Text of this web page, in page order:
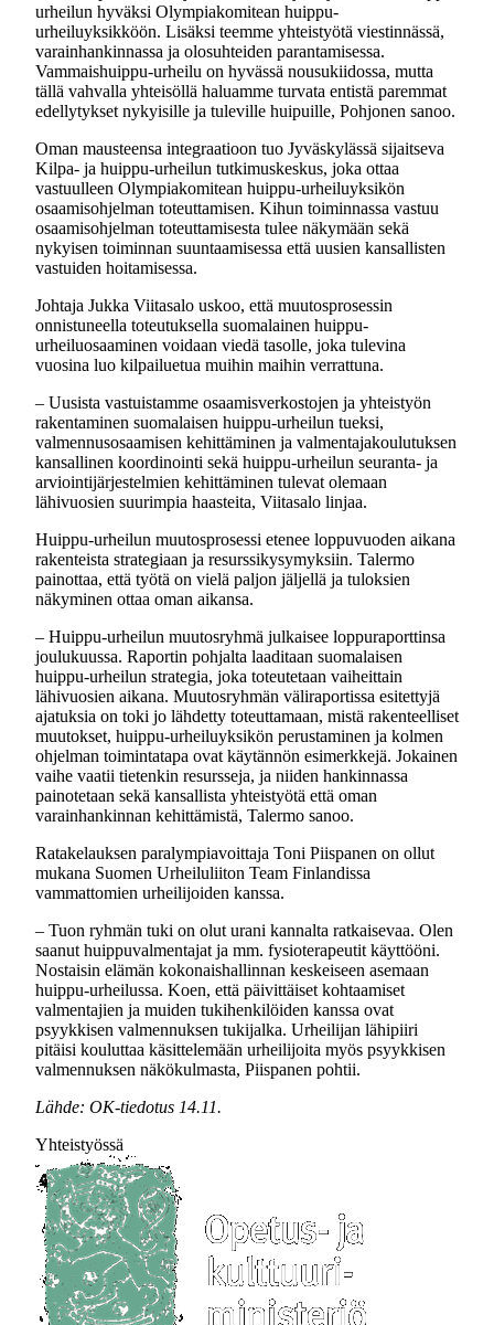
urheilun hyväksi Olympiakomitean huippu-
urheiluyksikköön. Lisäksi teemme yhteistyötä viestinnässä,
varainhankinnassa ja olosuhteiden parantamisessa.
Vammaishuippu-urheilu on hyvässä nousukiidossa, mutta
tällä vahvalla yhteisöllä haluamme turvata entistä paremmat
edellytykset nykyisille ja tuleville huipuille, Pohjonen sanoo.
Oman mausteensa integraatioon tuo Jyväskylässä sijaitseva
Kilpa- ja huippu-urheilun tutkimuskeskus, joka ottaa
vastuulleen Olympiakomitean huippu-urheiluyksikön
osaamisohjelman toteuttamisen. Kihun toiminnassa vastuu
osaamisohjelman toteuttamisesta tulee näkymään sekä
nykyisen toiminnan suuntaamisessa että uusien kansallisten
vastuiden hoitamisessa.
Johtaja Jukka Viitasalo uskoo, että muutosprosessin
onnistuneella toteutuksella suomalainen huippu-
urheiluosaaminen voidaan viedä tasolle, joka tulevina
vuosina luo kilpailuetua muihin maihin verrattuna.
– Uusista vastuistamme osaamisverkostojen ja yhteistyön
rakentaminen suomalaisen huippu-urheilun tueksi,
valmennusosaamisen kehittäminen ja valmentajakoulutuksen
kansallinen koordinointi sekä huippu-urheilun seuranta- ja
arviointijärjestelmien kehittäminen tulevat olemaan
lähivuosien suurimpia haasteita, Viitasalo linjaa.
Huippu-urheilun muutosprosessi etenee loppuvuoden aikana
rakenteista strategiaan ja resurssikysymyksiin. Talermo
painottaa, että työtä on vielä paljon jäljellä ja tuloksien
näkyminen ottaa oman aikansa.
– Huippu-urheilun muutosryhmä julkaisee loppuraporttinsa
joulukuussa. Raportin pohjalta laaditaan suomalaisen
huippu-urheilun strategia, joka toteutetaan vaiheittain
lähivuosien aikana. Muutosryhmän väliraportissa esitettyjä
ajatuksia on toki jo lähdetty toteuttamaan, mistä rakenteelliset
muutokset, huippu-urheiluyksikön perustaminen ja kolmen
ohjelman toimintatapa ovat käytännön esimerkkejä. Jokainen
vaihe vaatii tietenkin resursseja, ja niiden hankinnassa
painotetaan sekä kansallista yhteistyötä että oman
varainhankinnan kehittämistä, Talermo sanoo.
Ratakelauksen paralympiavoittaja Toni Piispanen on ollut
mukana Suomen Urheiluliiton Team Finlandissa
vammattomien urheilijoiden kanssa.
– Tuon ryhmän tuki on olut urani kannalta ratkaisevaa. Olen
saanut huippuvalmentajat ja mm. fysioterapeutit käyttööni.
Nostaisin elämän kokonaishallinnan keskeiseen asemaan
huippu-urheilussa. Koen, että päivittäiset kohtaamiset
valmentajien ja muiden tukihenkilöiden kanssa ovat
psyykkisen valmennuksen tukijalka. Urheilijan lähipiiri
pitäisi kouluttaa käsittelemään urheilijoita myös psyykkisen
valmennuksen näkökulmasta, Piispanen pohtii.
Lähde: OK-tiedotus 14.11.
Yhteistyössä